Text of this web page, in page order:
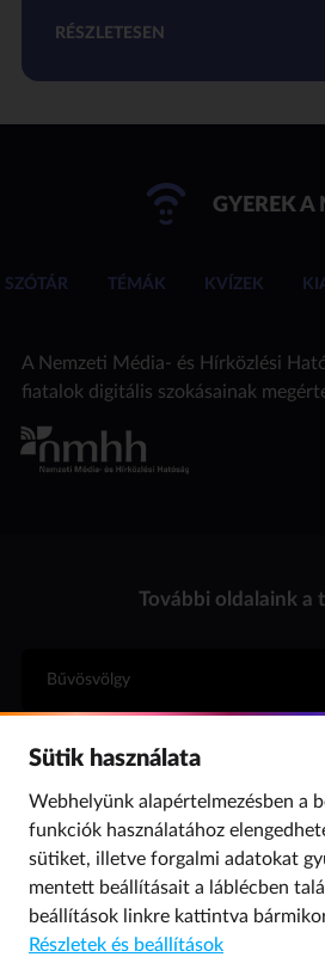
RÉSZLETESEN
GYEREK A
SZÓTÁR TÉMÁK KVÍZEK
A Nemzeti Média- és Hírközlési
fiatalok digitális szokásainak
További oldalaink a
Bűvösvölgy
Internet Hotline
Para (gyermekvédelem)
© 2019 NMHH Minden jog fenntartva. |
Sütik használata
Webhelyünk alapértelmezésben a
funkciók használatához
sütiket, illetve forgalmi adatokat
mentett beállításait a láblécben
beállítások linkre kattintva
Részletek és beállítások